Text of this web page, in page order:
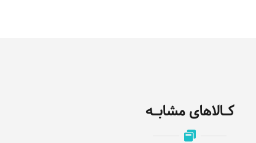
کـالاهای مشابـه